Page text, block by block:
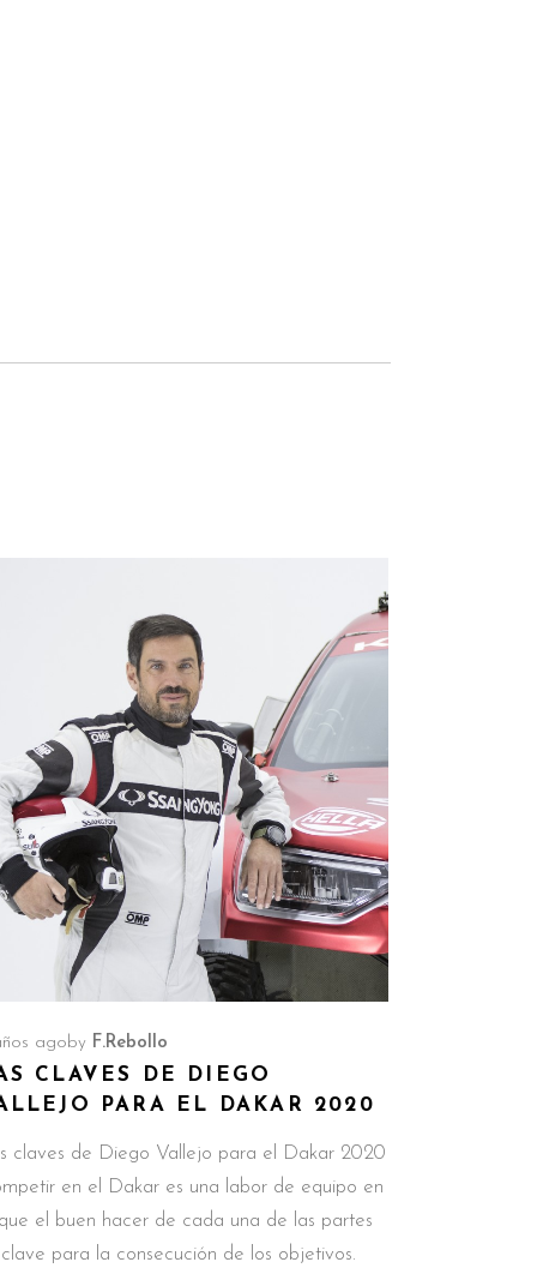
ago by F.Rebollo
CLAVES DE DIEGO
PARA EL DAKAR 2020
claves de Diego Vallejo para el Dakar 2020
en el Dakar es una labor de equipo en
el buen hacer de cada una de las partes
para la consecución de los objetivos.